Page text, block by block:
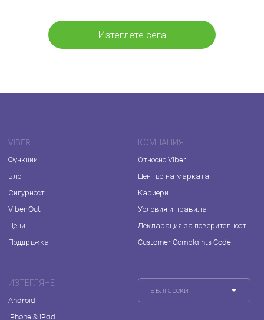
Изтеглете сега
VIBER
Функции
Блог
Сигурност
Viber Out
Цени
Поддръжка
КОМПАНИЯ
Относно Viber
Център на марката
Кариери
Условия и правила
Декларация за поверителност
Customer Complaints Code
ИЗТЕГЛЯНЕ
Android
iPhone & iPad
Български